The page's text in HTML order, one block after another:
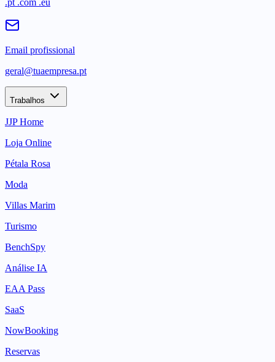
.pt .com .eu
Email profissional
geral@tuaempresa.pt
Trabalhos
JJP Home
Loja Online
Pétala Rosa
Moda
Villas Marim
Turismo
BenchSpy
Análise IA
EAA Pass
SaaS
NowBooking
Reservas